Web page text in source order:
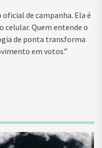
de campanha. Ela é
celular. Quem entende o
de ponta transforma
em votos.”